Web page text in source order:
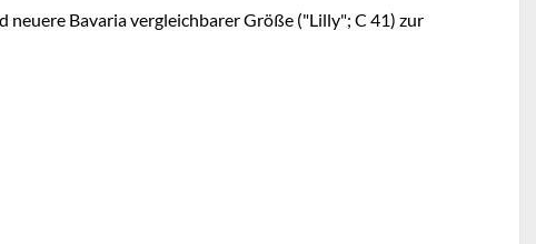
Bavaria vergleichbarer Größe ("Lilly"; C 41) zur